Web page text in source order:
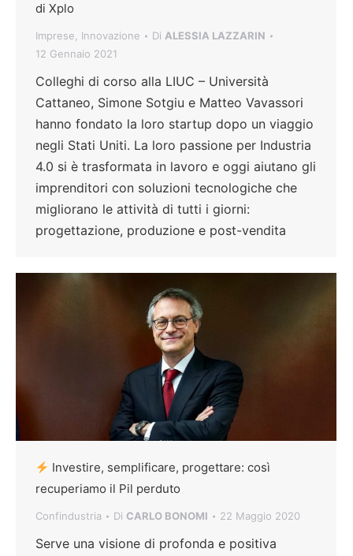
di Xplo
Imprese Innovazione Di ALESSIA LAZZARIN
12 Gennaio 2021
Colleghi di corso alla LIUC – Università
Cattaneo, Simone Sotgiu e Matteo Vavassori
hanno fondato la loro startup dopo un viaggio
negli Stati Uniti. La loro passione per Industria
4.0 si è trasformata in lavoro e oggi aiutano gli
imprenditori con soluzioni tecnologiche che
migliorano le attività di tutti i giorni:
progettazione, produzione e post-vendita
Investire, semplificare, progettare: così
recuperiamo il Pil perduto
Confindustria Di CARLO BONOMI 22 Maggio 2020
Serve una visione di profonda e positiva